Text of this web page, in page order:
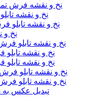
نخ و نقشه فرش
نخ و نقشه
نخ و نقشه تابلو
نخ و
نخ و نقشه تابلو
نخ و نقشه تابلو
نخ و نقشه
نخ و نقشه تابلو
نخ و نقشه تابلو
تبدیل عکس به